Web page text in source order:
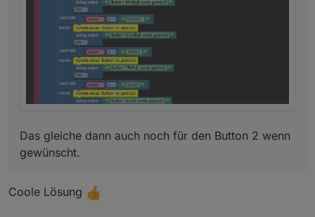
Das gleiche dann auch noch für den Button 2 wenn
gewünscht.
Coole Lösung